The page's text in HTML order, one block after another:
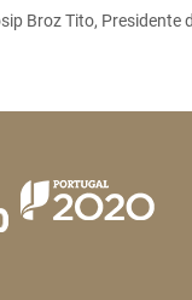
Broz Tito, Presidente